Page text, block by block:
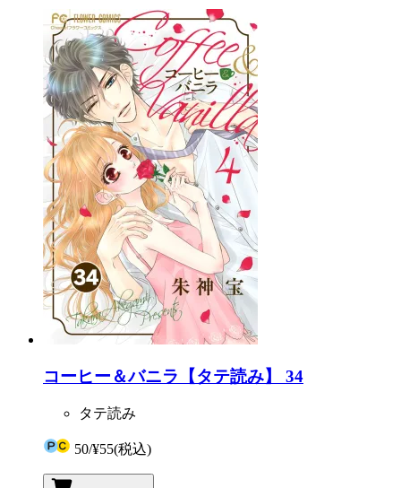
コーヒー＆バニラ【タテ読み】 34
タテ読み
50/¥55(税込)